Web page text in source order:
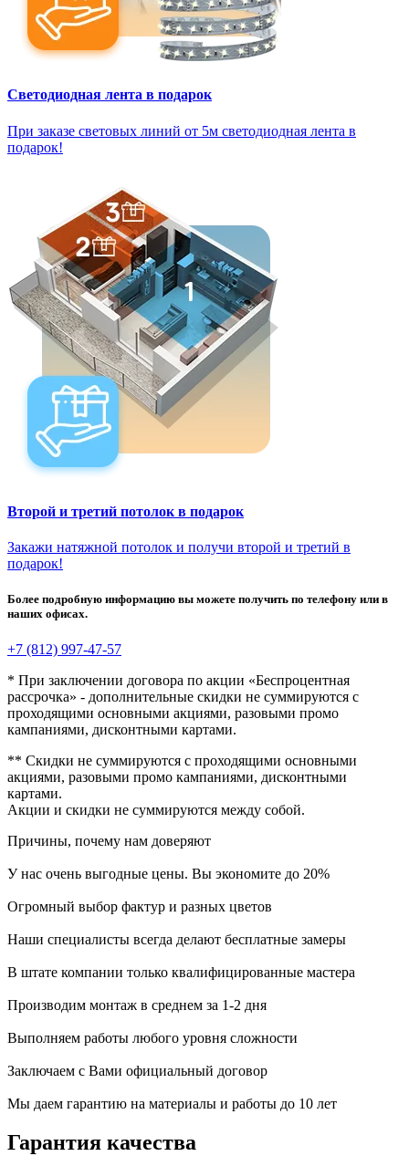
Светодиодная лента в подарок
При заказе световых линий от 5м светодиодная лента в
подарок!
Второй и третий потолок в подарок
Закажи натяжной потолок и получи второй и третий в
подарок!
Более подробную информацию вы можете получить по телефону или в
наших офисах.
+7 (812) 997-47-57
* При заключении договора по акции «Беспроцентная
рассрочка» - дополнительные скидки не суммируются с
проходящими основными акциями, разовыми промо
кампаниями, дисконтными картами.
** Скидки не суммируются с проходящими основными
акциями, разовыми промо кампаниями, дисконтными
картами.
Акции и скидки не суммируются между собой.
Причины, почему нам доверяют
У нас очень выгодные цены. Вы экономите до 20%
Огромный выбор фактур и разных цветов
Наши специалисты всегда делают бесплатные замеры
В штате компании только квалифицированные мастера
Производим монтаж в среднем за 1-2 дня
Выполняем работы любого уровня сложности
Заключаем с Вами официальный договор
Мы даем гарантию на материалы и работы до 10 лет
Гарантия качества